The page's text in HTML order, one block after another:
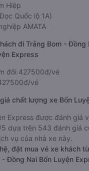
Hiệp
Quốc lộ 1A)
AMATA
đi Trảng Bom - Đồng
Express
đôi 427500đ/vé
vé
chất lượng xe Bốn
Express được đánh giá
dựa trên 543 đánh giá
vụ của nhà xe này.
đặt mua vé xe khách
- Đồng Nai Bốn Luyện